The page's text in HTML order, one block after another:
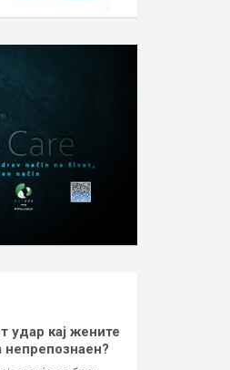
удар кај жените
непрепознаен?